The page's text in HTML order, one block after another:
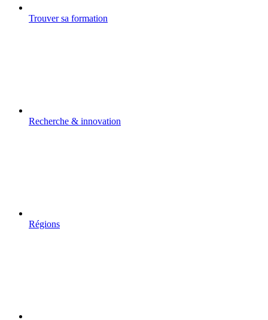
Trouver sa formation
Recherche & innovation
Régions